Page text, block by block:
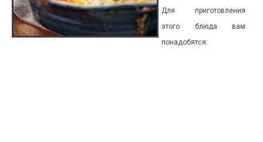
Для приготовления
этого блюда вам
понадобятся: